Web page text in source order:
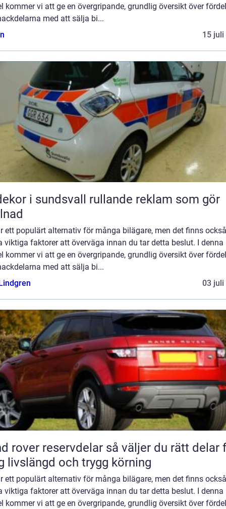
kommer vi att ge en övergripande, grundlig översikt över
med att sälja bi...
15 juli
sundsvall rullande reklam som gör
ett populärt alternativ för många bilägare, men det finns också
viktiga faktorer att överväga innan du tar detta beslut. I denna
kommer vi att ge en övergripande, grundlig översikt över
med att sälja bi...
03 juli
reservdelar så väljer du rätt delar för
livslängd och trygg körning
ett populärt alternativ för många bilägare, men det finns också
viktiga faktorer att överväga innan du tar detta beslut. I denna
kommer vi att ge en övergripande, grundlig översikt över